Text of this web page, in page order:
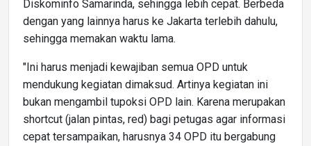
Diskominfo Samarinda, sehingga lebih cepat. Berbeda
dengan yang lainnya harus ke Jakarta terlebih dahulu,
sehingga memakan waktu lama.
"Ini harus menjadi kewajiban semua OPD untuk
mendukung kegiatan dimaksud. Artinya kegiatan ini
bukan mengambil tupoksi OPD lain. Karena merupakan
shortcut (jalan pintas, red) bagi petugas agar informasi
cepat tersampaikan, harusnya 34 OPD itu bergabung